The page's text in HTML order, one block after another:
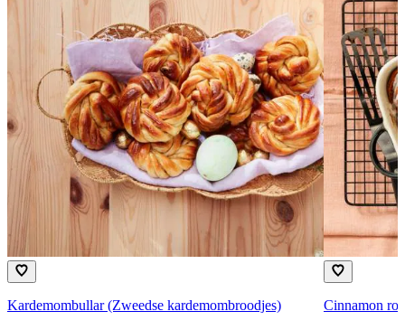
Kardemombullar (Zweedse kardemombroodjes)
Cinnamon